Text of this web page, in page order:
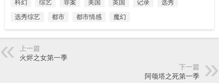
科幻
综艺 罪案 美国 英国 记录
选秀
选秀综艺
都市 都市情感 魔幻
上一篇
火烬之女第一季
下一篇
阿颂塔之死第一季